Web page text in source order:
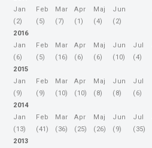
Jan
(2)
Feb
(5)
Mar
(7)
Apr
(1)
Maj
(4)
Jun
(2)
2016
Jan
(6)
Feb
(5)
Mar
(16)
Apr
(6)
Maj
(6)
Jun
(10)
Jul
(4)
2015
Jan
(9)
Feb
(9)
Mar
(10)
Apr
(10)
Maj
(8)
Jun
(8)
Jul
(6)
2014
Jan
(13)
Feb
(41)
Mar
(36)
Apr
(25)
Maj
(26)
Jun
(9)
Jul
(35)
2013